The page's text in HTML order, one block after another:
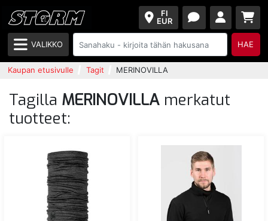
FI
EUR
VALIKKO HAE
Kaupan etusivulle Tagit MERINOVILLA
Tagilla MERINOVILLA merkatut
tuotteet: